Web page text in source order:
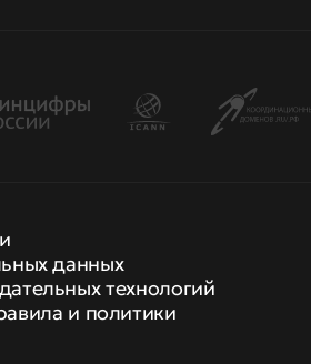
данных
технологий
и политики